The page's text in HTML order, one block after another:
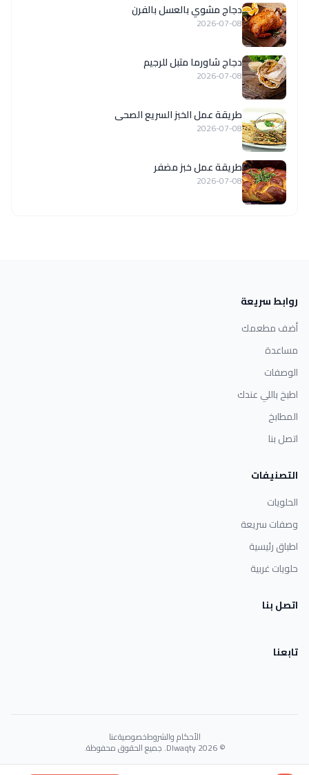
دجاج مشوي بالعسل بالفرن
2026-07-08
دجاج شاورما متبل للرجيم
2026-07-08
طريقة عمل الخبز السريع الصحى
2026-07-08
طريقة عمل خبز مضفر
2026-07-08
روابط سريعة
أضف مطعمك
مساعدة
الوصفات
اطبخ باللي عندك
المطابخ
اتصل بنا
التصنيفات
الحلويات
وصفات سريعة
اطباق رئيسية
حلويات غربية
اتصل بنا
تابعنا
الأحكام والشروطخصوصيةعنا
© 2026 Dlwaqty. جميع الحقوق محفوظة.
Powered byGAIT